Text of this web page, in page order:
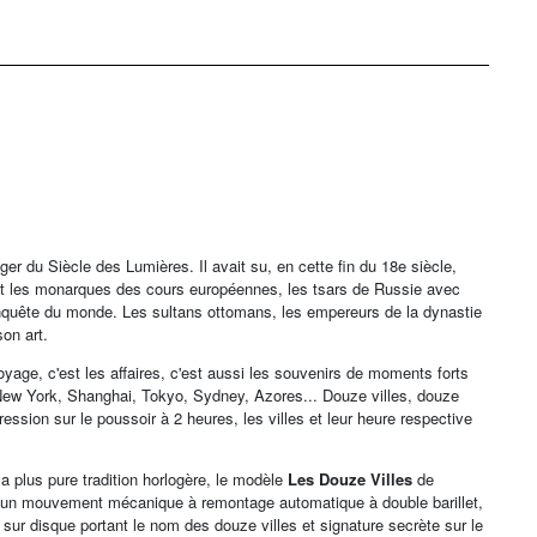
du Siècle des Lumières. Il avait su, en cette fin du 18e siècle,
monarques des cours européennes, les tsars de Russie avec
du monde. Les sultans ottomans, les empereurs de la dynastie
art.
c'est les affaires, c'est aussi les souvenirs de moments forts
York, Shanghai, Tokyo, Sydney, Azores... Douze villes, douze
sur le poussoir à 2 heures, les villes et leur heure respective
plus pure tradition horlogère, le modèle Les Douze Villes de
mouvement mécanique à remontage automatique à double barillet,
disque portant le nom des douze villes et signature secrète sur le